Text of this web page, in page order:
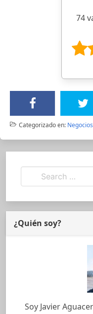
74
Categorizado en:
¿Quién soy?
Soy Javier